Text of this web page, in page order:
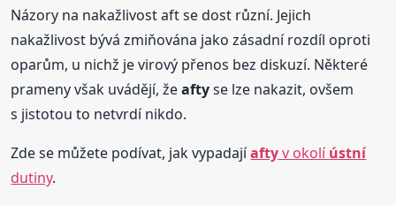
Názory na nakažlivost aft se dost různí. Jejich
nakažlivost bývá zmiňována jako zásadní rozdíl oproti
oparům, u nichž je virový přenos bez diskuzí. Některé
prameny však uvádějí, žeaftyse lze nakazit, ovšem
s jistotou to netvrdí nikdo.
Zde se můžete podívat, jak vypadajíaftyv okolíústní
dutiny.